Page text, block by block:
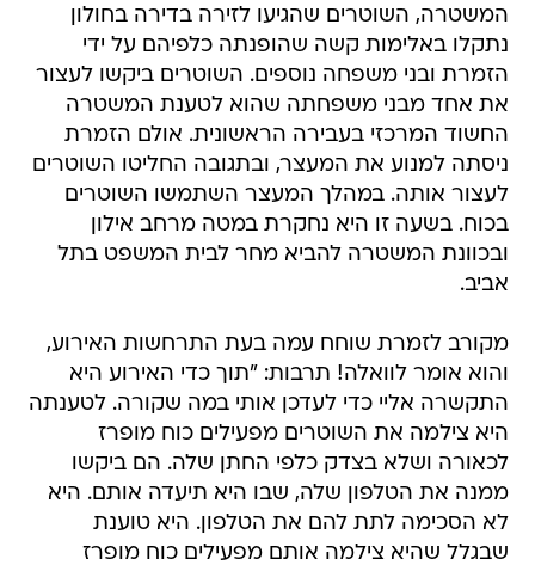
המשטרה, השוטרים שהגיעו לזירה בדירה בחולון
נתקלו באלימות קשה שהופנתה כלפיהם על ידי
הזמרת ובני משפחה נוספים. השוטרים ביקשו לעצור
את אחד מבני משפחתה שהוא לטענת המשטרה
החשוד המרכזי בעבירה הראשונית. אולם הזמרת
ניסתה למנוע את המעצר, ובתגובה החליטו השוטרים
לעצור אותה. במהלך המעצר השתמשו השוטרים
בכוח. בשעה זו היא נחקרת במטה מרחב אילון
ובכוונת המשטרה להביא מחר לבית המשפט בתל
אביב.
מקורב לזמרת שוחח עמה בעת התרחשות האירוע,
והוא אומר לוואלה! תרבות: "תוך כדי האירוע היא
התקשרה אליי כדי לעדכן אותי במה שקורה. לטענתה
היא צילמה את השוטרים מפעילים כוח מופרז
לכאורה ושלא בצדק כלפי החתן שלה. הם ביקשו
ממנה את הטלפון שלה, שבו היא תיעדה אותם. היא
לא הסכימה לתת להם את הטלפון. היא טוענת
שבגלל שהיא צילמה אותם מפעילים כוח מופרז